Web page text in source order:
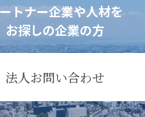
トナー企業や人材を
お探しの企業の方
法人お問い合わせ